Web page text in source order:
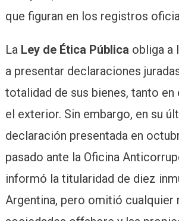
que figuran en los registros
La Ley de Ética Pública obliga a
a presentar declaraciones
totalidad de sus bienes, tanto en
el exterior. Sin embargo, en su
declaración presentada en
pasado ante la Oficina
informó la titularidad de diez
Argentina, pero omitió cualquier